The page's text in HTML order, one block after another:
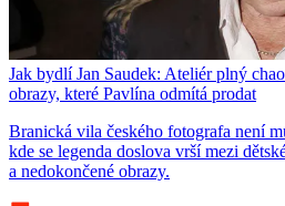
Jak bydlí Jan Saudek: Ateliér plný
obrazy, které Pavlína odmítá prodat
Branická vila českého fotografa není
kde se legenda doslova vrší mezi
a nedokončené obrazy.